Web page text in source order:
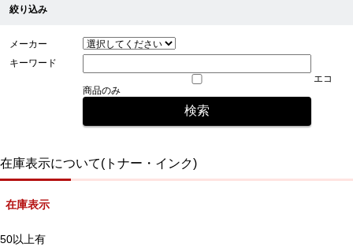
絞り込み
メーカー
キーワード
エコ
商品のみ
在庫表示について(トナー・インク)
在庫表示
50以上有